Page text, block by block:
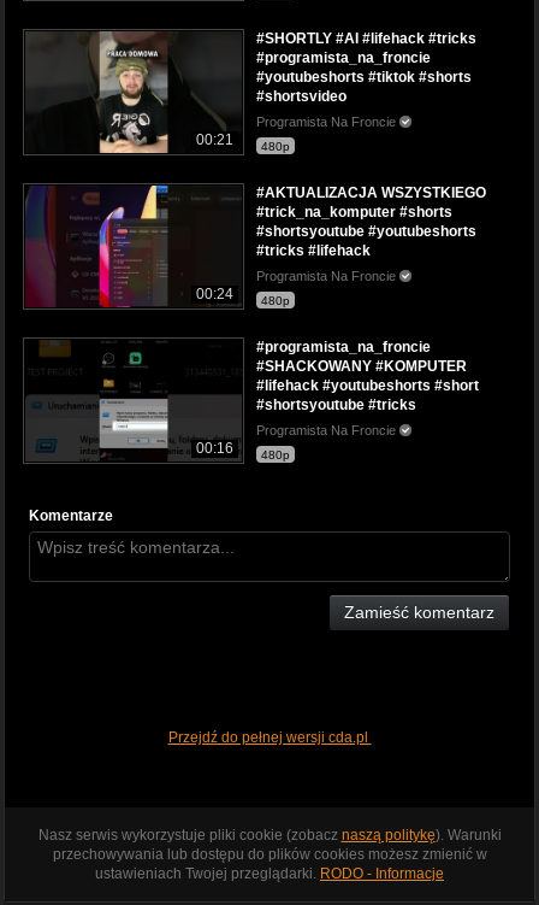
00:21
#SHORTLY #AI #lifehack #tricks
#programista_na_froncie
#youtubeshorts #tiktok #shorts
#shortsvideo
Programista Na Froncie
480p
00:24
#AKTUALIZACJA WSZYSTKIEGO
#trick_na_komputer #shorts
#shortsyoutube #youtubeshorts
#tricks #lifehack
Programista Na Froncie
480p
00:16
#programista_na_froncie
#SHACKOWANY #KOMPUTER
#lifehack #youtubeshorts #short
#shortsyoutube #tricks
Programista Na Froncie
480p
Komentarze
Zamieść komentarz
Przejdź do pełnej wersji cda.pl
Nasz serwis wykorzystuje pliki cookie (zobacz naszą politykę). Warunki
przechowywania lub dostępu do plików cookies możesz zmienić w
ustawieniach Twojej przeglądarki. RODO - Informacje